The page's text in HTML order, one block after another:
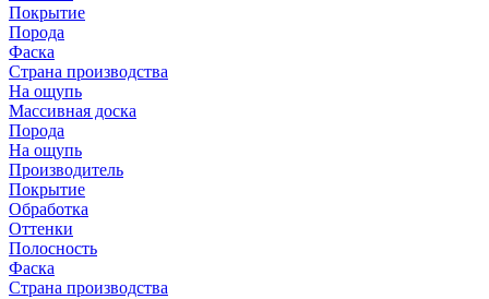
Покрытие
Порода
Фаска
Страна производства
На ощупь
Массивная доска
Порода
На ощупь
Производитель
Покрытие
Обработка
Оттенки
Полосность
Фаска
Страна производства